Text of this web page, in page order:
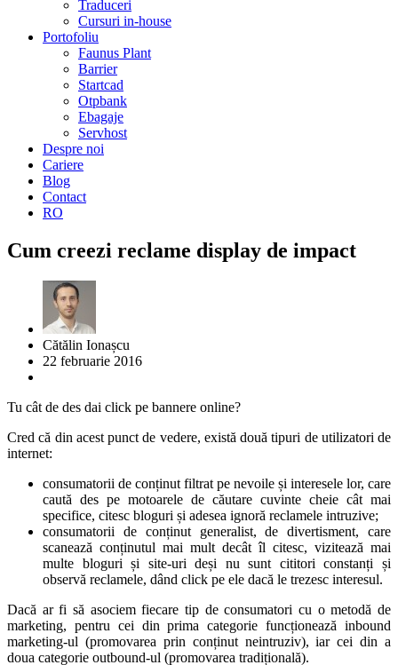
Traduceri
Cursuri in-house
Portofoliu
Faunus Plant
Barrier
Startcad
Otpbank
Ebagaje
Servhost
Despre noi
Cariere
Blog
Contact
RO
Cum creezi reclame display de impact
Cătălin Ionașcu
22 februarie 2016
Tu cât de des dai click pe bannere online?
Cred că din acest punct de vedere, există două tipuri de utilizatori de
internet:
consumatorii de conținut filtrat pe nevoile și interesele lor, care
caută des pe motoarele de căutare cuvinte cheie cât mai
specifice, citesc bloguri și adesea ignoră reclamele intruzive;
consumatorii de conținut generalist, de divertisment, care
scanează conținutul mai mult decât îl citesc, vizitează mai
multe bloguri și site-uri deși nu sunt cititori constanți și
observă reclamele, dând click pe ele dacă le trezesc interesul.
Dacă ar fi să asociem fiecare tip de consumatori cu o metodă de
marketing, pentru cei din prima categorie funcționează inbound
marketing-ul (promovarea prin conținut neintruziv), iar cei din a
doua categorie outbound-ul (promovarea tradițională).